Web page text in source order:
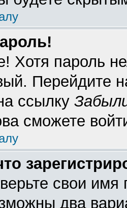
Хотя пароль
Перейдите
ссылку
сможете
свои имя
два